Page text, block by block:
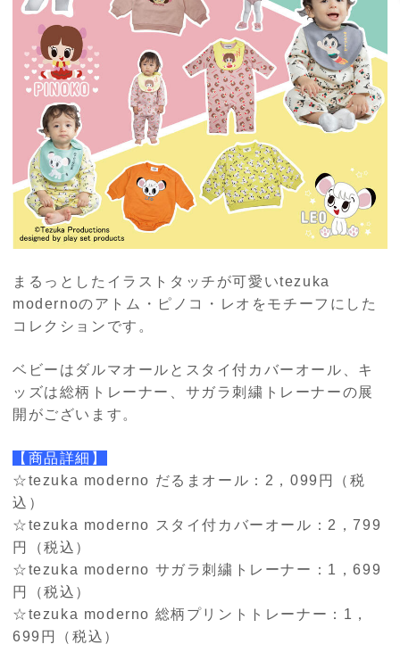
まるっとしたイラストタッチが可愛いtezuka
modernoのアトム・ピノコ・レオをモチーフにした
コレクションです。
ベビーはダルマオールとスタイ付カバーオール、キ
ッズは総柄トレーナー、サガラ刺繍トレーナーの展
開がございます。
【商品詳細】
☆tezuka moderno だるまオール：2，099円（税
込）
☆tezuka moderno スタイ付カバーオール：2，799
円（税込）
☆tezuka moderno サガラ刺繍トレーナー：1，699
円（税込）
☆tezuka moderno 総柄プリントトレーナー：1，
699円（税込）